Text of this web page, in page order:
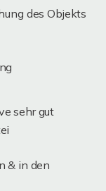
des Objekts
sehr gut
& in den